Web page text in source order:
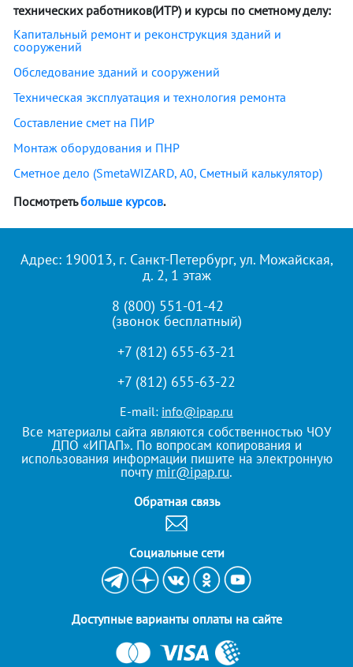
технических работников(ИТР) и курсы по сметному делу:
Капитальный ремонт и реконструкция зданий и
сооружений
Обследование зданий и сооружений
Техническая эксплуатация и технология ремонта
Составление смет на ПИР
Монтаж оборудования и ПНР
Сметное дело (SmetaWIZARD, А0, Сметный калькулятор)
Посмотретьбольше курсов.
Адрес: 190013, г. Санкт-Петербург, ул. Можайская,
д. 2, 1 этаж
8 (800) 551-01-42
(звонок бесплатный)
+7 (812) 655-63-21
+7 (812) 655-63-22
E-mail: info@ipap.ru
Все материалы сайта являются собственностью ЧОУ
ДПО «ИПАП». По вопросам копирования и
использования информации пишите на электронную
почту mir@ipap.ru.
Обратная связь
Cоциальные сети
Доступные варианты оплаты на сайте